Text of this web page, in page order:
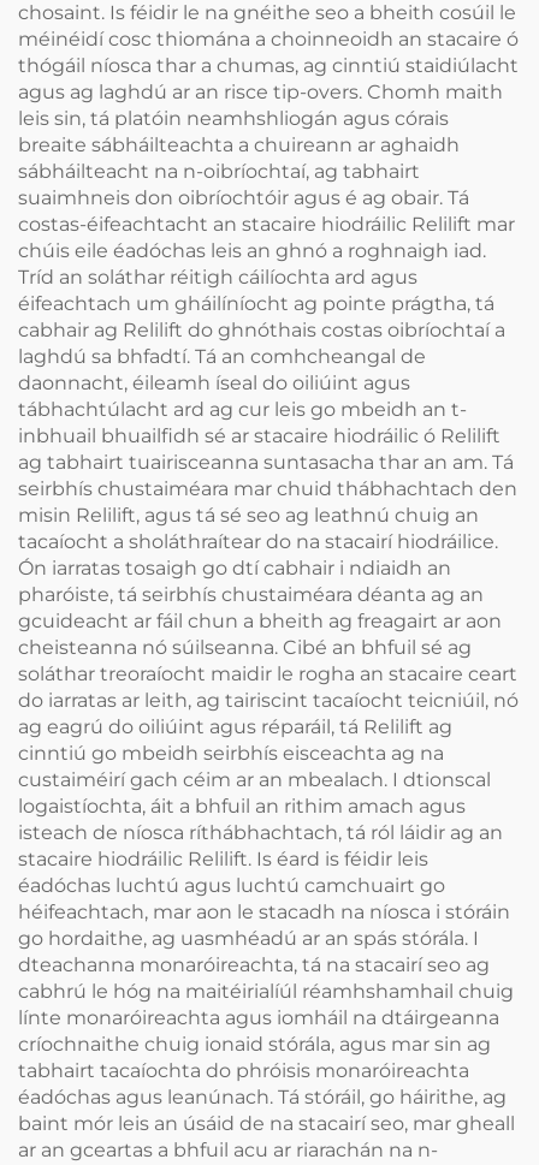
chosaint. Is féidir le na gnéithe seo a bheith cosúil le
méinéidí cosc thiomána a choinneoidh an stacaire ó
thógáil níosca thar a chumas, ag cinntiú staidiúlacht
agus ag laghdú ar an risce tip-overs. Chomh maith
leis sin, tá platóin neamhshliogán agus córais
breaite sábháilteachta a chuireann ar aghaidh
sábháilteacht na n-oibríochtaí, ag tabhairt
suaimhneis don oibríochtóir agus é ag obair. Tá
costas-éifeachtacht an stacaire hiodráilic Relilift mar
chúis eile éadóchas leis an ghnó a roghnaigh iad.
Tríd an soláthar réitigh cáilíochta ard agus
éifeachtach um gháilíníocht ag pointe prágtha, tá
cabhair ag Relilift do ghnóthais costas oibríochtaí a
laghdú sa bhfadtí. Tá an comhcheangal de
daonnacht, éileamh íseal do oiliúint agus
tábhachtúlacht ard ag cur leis go mbeidh an t-
inbhuail bhuailfidh sé ar stacaire hiodráilic ó Relilift
ag tabhairt tuairisceanna suntasacha thar an am. Tá
seirbhís chustaiméara mar chuid thábhachtach den
misin Relilift, agus tá sé seo ag leathnú chuig an
tacaíocht a sholáthraítear do na stacairí hiodráilice.
Ón iarratas tosaigh go dtí cabhair i ndiaidh an
pharóiste, tá seirbhís chustaiméara déanta ag an
gcuideacht ar fáil chun a bheith ag freagairt ar aon
cheisteanna nó súilseanna. Cibé an bhfuil sé ag
soláthar treoraíocht maidir le rogha an stacaire ceart
do iarratas ar leith, ag tairiscint tacaíocht teicniúil, nó
ag eagrú do oiliúint agus réparáil, tá Relilift ag
cinntiú go mbeidh seirbhís eisceachta ag na
custaiméirí gach céim ar an mbealach. I dtionscal
logaistíochta, áit a bhfuil an rithim amach agus
isteach de níosca ríthábhachtach, tá ról láidir ag an
stacaire hiodráilic Relilift. Is éard is féidir leis
éadóchas luchtú agus luchtú camchuairt go
héifeachtach, mar aon le stacadh na níosca i stóráin
go hordaithe, ag uasmhéadú ar an spás stórála. I
dteachanna monaróireachta, tá na stacairí seo ag
cabhrú le hóg na maitéirialíúl réamhshamhail chuig
línte monaróireachta agus iomháil na dtáirgeanna
críochnaithe chuig ionaid stórála, agus mar sin ag
tabhairt tacaíochta do phróisis monaróireachta
éadóchas agus leanúnach. Tá stóráil, go háirithe, ag
baint mór leis an úsáid de na stacairí seo, mar gheall
ar an gceartas a bhfuil acu ar riarachán na n-